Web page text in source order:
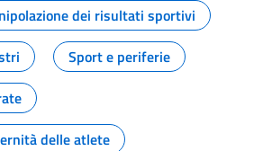
dei risultati sportivi
Sport e periferie
delle atlete